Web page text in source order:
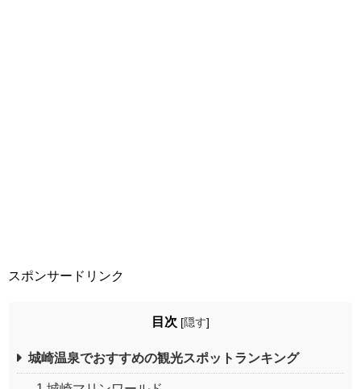
スポンサードリンク
目次 [隠す]
城崎温泉でおすすめの観光スポットランキング